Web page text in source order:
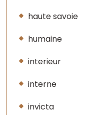
haute savoie
humaine
interieur
interne
invicta